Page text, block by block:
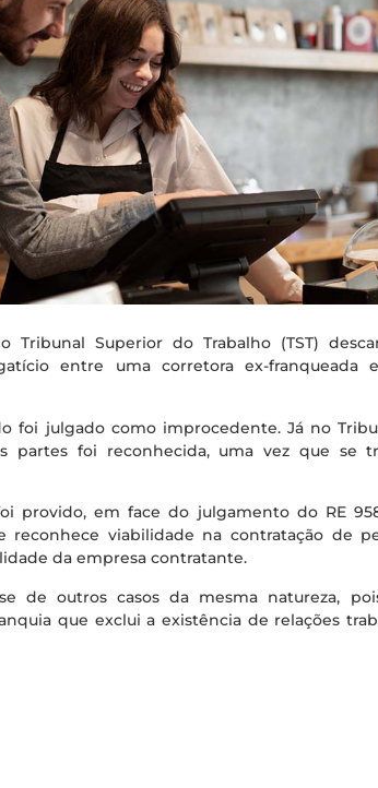
Tribunal Superior do Trabalho (TST)
entre uma corretora ex-franqueada
foi julgado como improcedente. Já no
partes foi reconhecida, uma vez que se
provido, em face do julgamento do RE
reconhece viabilidade na contratação de
da empresa contratante.
de outros casos da mesma natureza,
que exclui a existência de relações